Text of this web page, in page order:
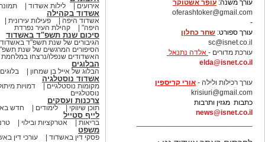
עורך משנה: עופר אשטוקר
oferashtoker@gmail.com
-
עורך ספורט: שחר כחלון
sc@isnet.co.il
עורכת מדורים - אלדה נתנאל
elda@isnet.co.il
עורך רכילות ולילה - אורי קריספין
krisiuri@gmail.com
כתבות מגזין ותרבות
news@isnet.co.il
אירועים לילות אשדוד
אשדוד בקהילה
אשדוד היפה
פעילות עירונית
היפה"
קהילת העיר נפרדת
סיכום שנת תשפ"ד באשדוד
הגיבורים של שנת תשפ"ד
הסיפורים המרגשים של שנת
האשדודים שנפלו/נרצחו במלחמת
הבלוגים
הבלוג של אייל בן שמחון
אשדוד נוסטלגיה
מקומות נוסטלגיים
דמויות
נוסטלגיים
צרכנות ועסקים
תוכן שיווקי לימודים חדש
לייף סטייל
בריאות אטרקציות ובילוי
משפט
פסקי דין באשדוד עורכי דין